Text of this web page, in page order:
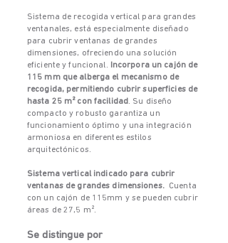
Sistema de recogida vertical para grandes
ventanales, está especialmente diseñado
para cubrir ventanas de grandes
dimensiones, ofreciendo una solución
eficiente y funcional.
Incorpora un cajón de
115 mm que alberga el mecanismo de
recogida, permitiendo cubrir superficies de
hasta 25 m² con facilidad . Su diseño
compacto y robusto garantiza un
funcionamiento óptimo y una integración
armoniosa en diferentes estilos
arquitectónicos.
Sistema vertical indicado para cubrir
ventanas de grandes dimensiones.Cuenta
con un cajón de 115mm y se pueden cubrir
áreas de 27,5 m².
Se distingue por